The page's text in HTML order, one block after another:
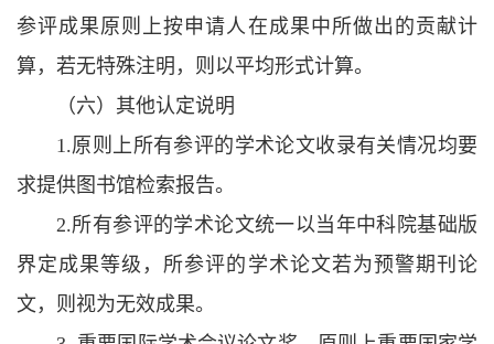
参评成果原则上按申请人在成果中所做出的贡献计
算，若无特殊注明，则以平均形式计算。
（六）其他认定说明
1.原则上所有参评的学术论文收录有关情况均要
求提供图书馆检索报告。
2.所有参评的学术论文统一以当年中科院基础版
界定成果等级，所参评的学术论文若为预警期刊论
文，则视为无效成果。